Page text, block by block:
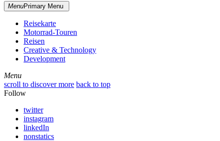
MenuPrimary Menu
Reisekarte
Motorrad-Touren
Reisen
Creative & Technology
Development
Menu
Menu
scroll to discover more back to top
Follow
twitter
instagram
linkedIn
nonstatics